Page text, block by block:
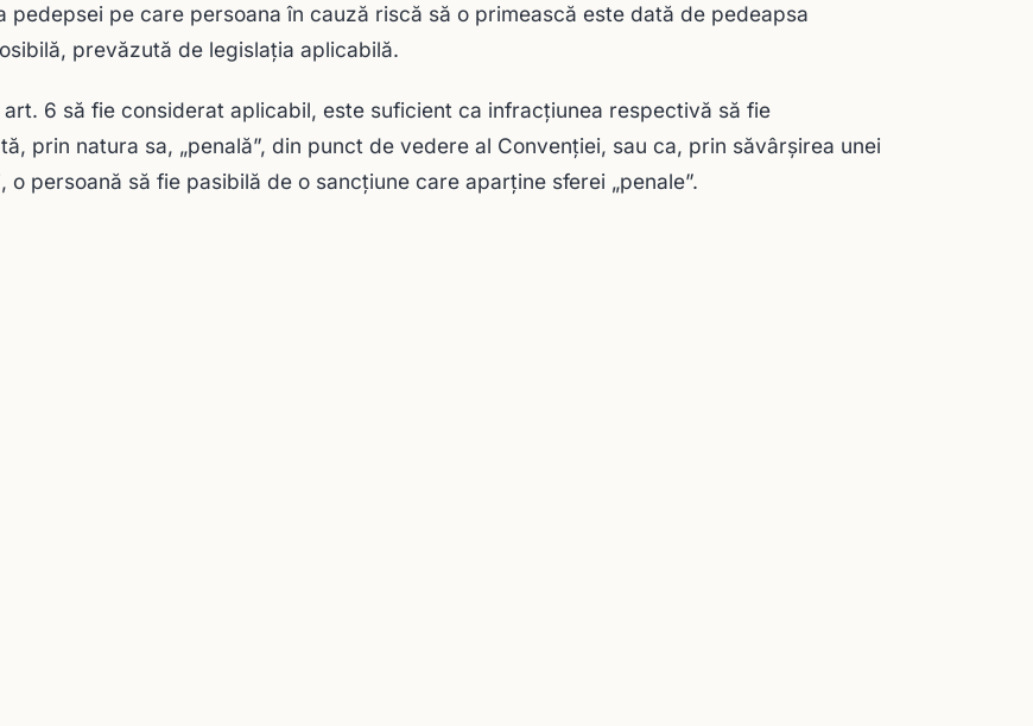
pedepsei pe care persoana în cauză riscă să o primească este dată de pedeapsa
prevăzută de legislaţia aplicabilă.
art. 6 să fie considerat aplicabil, este suficient ca infracţiunea respectivă să fie
prin natura sa, „penală”, din punct de vedere al Convenţiei, sau ca, prin săvârşirea unei
o persoană să fie pasibilă de o sancţiune care aparţine sferei „penale”.